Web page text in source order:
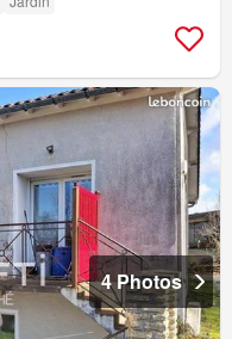
4 Photos